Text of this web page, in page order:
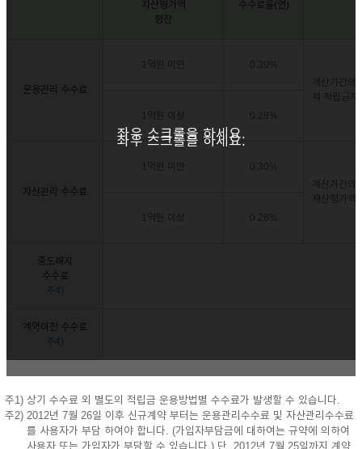
자산평가액
평잔
수수료율(연)
운용관리 수수료
1억원 미만
0.30%
계산기간
체 적립금
1억원 이상
0.28%
자산관리 수수료
1억원 미만
0.30%
계산기간
재산평가액
1억원 이상
0.28%
중도해지
수수료
주4)
계약이전 수수료
주4)
좌우 스크롤을 하세요.
좌우 스크롤을 하세요.
주1) 상기 수수료 외 별도의 적립금 운용방법별 수수료가 발생할 수 있습니다.
주2) 2012년 7월 26일 이후 신규계약 부터는 운용관리수수료 및 자산관리수수료
를 사용자가 부담 하여야 합니다. (가입자부담금에 대하여는 규약에 의하여
사용자 또는 가입자가 부담할 수 있습니다.) 단, 2012년 7월 25일까지 계약